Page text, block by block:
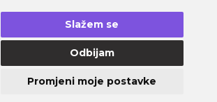
Slažem se
Odbijam
Promjeni moje postavke
Croatian